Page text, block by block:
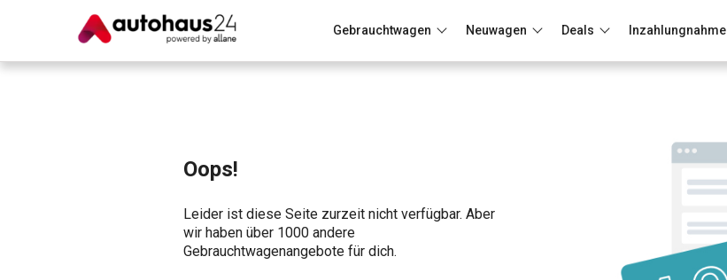
Gebrauchtwagen Neuwagen Deals Inzahlungnahme
Oops!
Leider ist diese Seite zurzeit nicht verfügbar. Aber
wir haben über 1000 andere
Gebrauchtwagenangebote für dich.